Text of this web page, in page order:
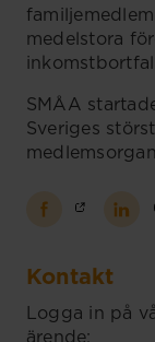
medelstora
SMÅA
Sveriges
Kontakt
Logga in på
ärende: